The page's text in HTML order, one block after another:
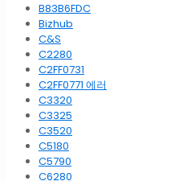
B83B6FDC
Bizhub
C&S
C2280
C2FF0731
C2FF0771 에러
C3320
C3325
C3520
C5180
C5790
C6280